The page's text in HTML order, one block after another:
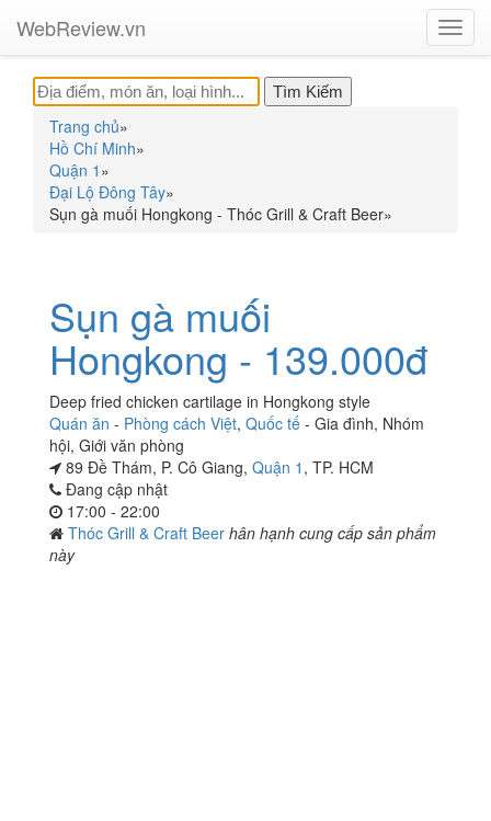
WebReview.vn
Trang chủ»
Hồ Chí Minh»
Quận 1 »
Đại Lộ Đông Tây»
Sụn gà muối Hongkong - Thóc Grill & Craft Beer»
Sụn gà muối
Hongkong - 139.000đ
Deep fried chicken cartilage in Hongkong style
Quán ăn - Phòng cách Việt, Quốc tế - Gia đình, Nhóm
hội, Giới văn phòng
89 Đề Thám, P. Cô Giang, Quận 1 , TP. HCM
Đang cập nhật
17:00 - 22:00
Thóc Grill & Craft Beer hân hạnh cung cấp sản phẩm
này